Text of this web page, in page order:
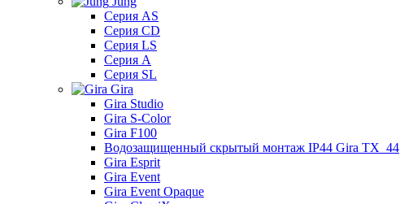
Серия AS
Серия CD
Серия LS
Серия A
Серия SL
Gira
Gira Studio
Gira S-Color
Gira F100
Водозащищенный скрытый монтаж IP44 Gira TX_44
Gira Esprit
Gira Event
Gira Event Opaque